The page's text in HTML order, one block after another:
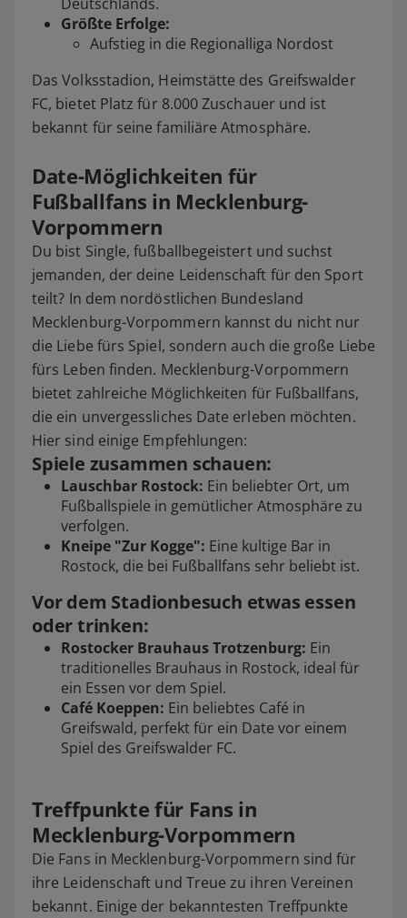
Größte Erfolge:
Aufstieg in die Regionalliga Nordost
Das Volksstadion, Heimstätte des Greifswalder
FC, bietet Platz für 8.000 Zuschauer und ist
bekannt für seine familiäre Atmosphäre.
Date-Möglichkeiten für
Fußballfans in Mecklenburg-
Vorpommern
Du bist Single, fußballbegeistert und suchst
jemanden, der deine Leidenschaft für den Sport
teilt? In dem nordöstlichen Bundesland
Mecklenburg-Vorpommern kannst du nicht nur
die Liebe fürs Spiel, sondern auch die große Liebe
fürs Leben finden. Mecklenburg-Vorpommern
bietet zahlreiche Möglichkeiten für Fußballfans,
die ein unvergessliches Date erleben möchten.
Hier sind einige Empfehlungen:
Spiele zusammen schauen:
Lauschbar Rostock: Ein beliebter Ort, um
Fußballspiele in gemütlicher Atmosphäre zu
verfolgen.
Kneipe "Zur Kogge": Eine kultige Bar in
Rostock, die bei Fußballfans sehr beliebt ist.
Vor dem Stadionbesuch etwas essen
oder trinken:
Rostocker Brauhaus Trotzenburg: Ein
traditionelles Brauhaus in Rostock, ideal für
ein Essen vor dem Spiel.
Café Koeppen: Ein beliebtes Café in
Greifswald, perfekt für ein Date vor einem
Spiel des Greifswalder FC.
Treffpunkte für Fans in
Mecklenburg-Vorpommern
Die Fans in Mecklenburg-Vorpommern sind für
ihre Leidenschaft und Treue zu ihren Vereinen
bekannt. Einige der bekanntesten Treffpunkte